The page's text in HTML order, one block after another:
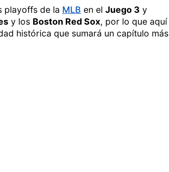
playoffs de la MLB en el Juego 3 y
y los Boston Red Sox, por lo que aquí
histórica que sumará un capítulo más